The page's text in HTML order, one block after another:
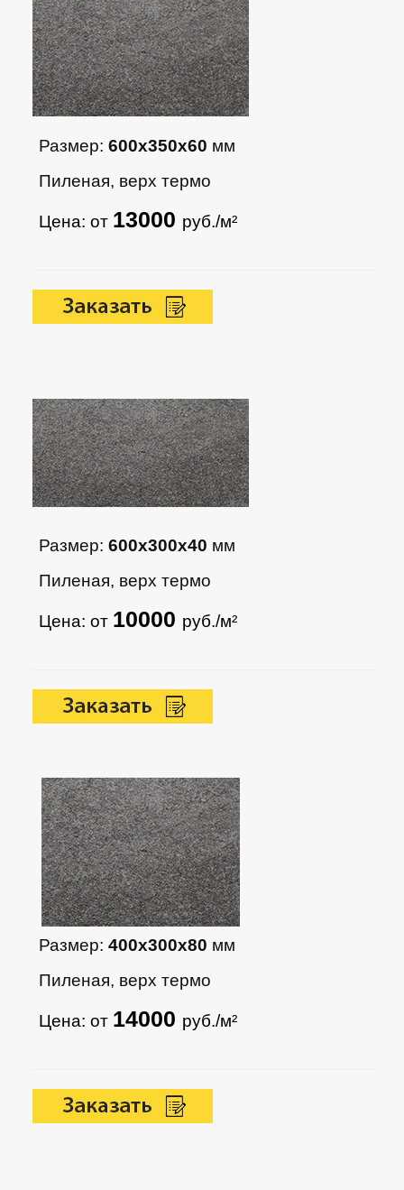
Размер:600х350х60 мм
Пиленая, верх термо
Цена: от 13000 руб./м²
Размер:600х300х40 мм
Пиленая, верх термо
Цена: от 10000 руб./м²
Размер:400х300х80 мм
Пиленая, верх термо
Цена: от 14000 руб./м²